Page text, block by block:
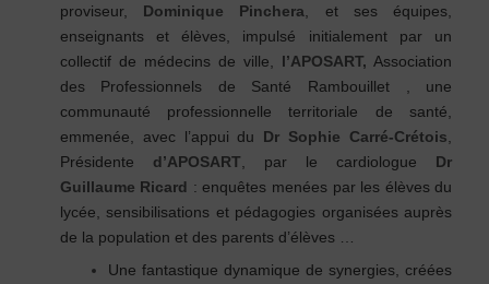
proviseur, Dominique Pinchera , et ses équipes,
enseignants et élèves, impulsé initialement par un
collectif de médecins de ville, l’APOSART, Association
des Professionnels de Santé Rambouillet , une
communauté professionnelle territoriale de santé,
emmenée, avec l’appui du Dr Sophie Carré-Crétois
Présidente d’APOSART , par le cardiologue Dr
Guillaume Ricard : enquêtes menées par les élèves du
lycée, sensibilisations et pédagogies organisées auprès
de la population et des parents d’élèves …
Une fantastique dynamique de synergies, créées